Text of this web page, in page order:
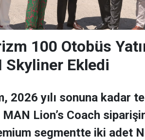
100 Otobüs
Skyliner Ekledi
2026 yılı sonuna kadar
Lion’s Coach
segmentte iki adet